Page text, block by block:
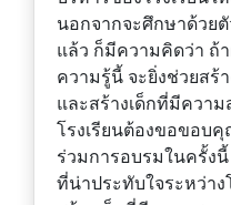
นอกจากจะศึกษาด้วย
แล้ว ก็มีความคิดว่า ถ้
ความรู้นี้ จะยิ่งช่วยสร้
และสร้างเด็กที่มีควา
โรงเรียนต้องขอขอบ
ร่วมการอบรมในครั้ง
ที่น่าประทับใจระหว่าง